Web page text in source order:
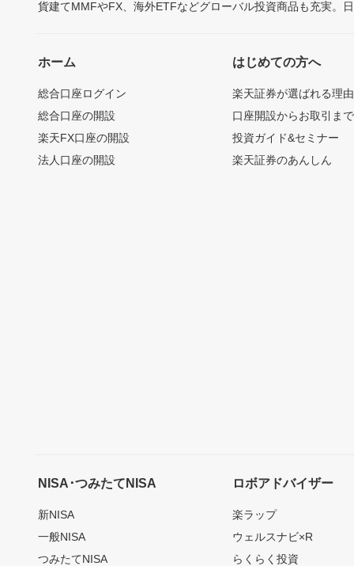
貨建てMMFやFX、海外ETFなどグローバル投資商品も充実。
ホーム
総合口座ログイン
総合口座の開設
楽天FX口座の開設
法人口座の開設
はじめての方へ
楽天証券が選ばれる理由
口座開設からお取引ま
投資ガイド&セミナー
楽天証券のあんしん
NISA･つみたてNISA
新NISA
一般NISA
つみたてNISA
ロボアドバイザー
楽ラップ
ウェルスナビ×R
らくらく投資